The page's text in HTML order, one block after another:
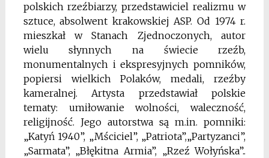
polskich rzeźbiarzy, przedstawiciel realizmu w
sztuce, absolwent krakowskiej ASP. Od 1974 r.
mieszkał w Stanach Zjednoczonych, autor
wielu słynnych na świecie rzeźb,
monumentalnych i ekspresyjnych pomników,
popiersi wielkich Polaków, medali, rzeźby
kameralnej. Artysta przedstawiał polskie
tematy: umiłowanie wolności, waleczność,
religijność. Jego autorstwa są m.in. pomniki:
„Katyń 1940”, „Mściciel”, „Patriota”,„Partyzanci”,
„Sarmata”, „Błękitna Armia”, „Rzeź Wołyńska”..